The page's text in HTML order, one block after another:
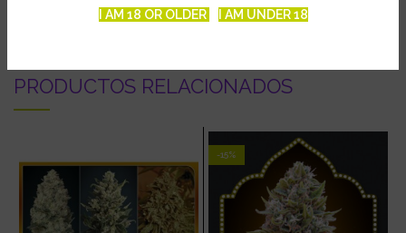
I AM 18 OR OLDER I AM UNDER 18
PRODUCTOS RELACIONADOS
-15%